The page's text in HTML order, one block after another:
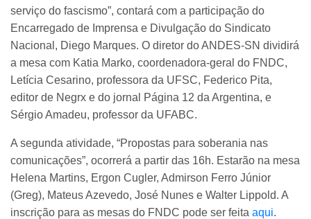
serviço do fascismo”, contará com a participação do
Encarregado de Imprensa e Divulgação do Sindicato
Nacional, Diego Marques. O diretor do ANDES-SN dividirá
a mesa com Katia Marko, coordenadora-geral do FNDC,
Letícia Cesarino, professora da UFSC, Federico Pita,
editor de Negrx e do jornal Página 12 da Argentina, e
Sérgio Amadeu, professor da UFABC.
A segunda atividade, “Propostas para soberania nas
comunicações”, ocorrerá a partir das 16h. Estarão na mesa
Helena Martins, Ergon Cugler, Admirson Ferro Júnior
(Greg), Mateus Azevedo, José Nunes e Walter Lippold. A
inscrição para as mesas do FNDC pode ser feita aqui.